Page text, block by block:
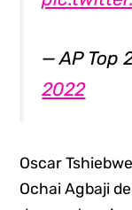
— AP Top
2022
Oscar
Ochai Agbaji